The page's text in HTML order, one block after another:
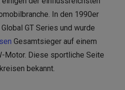
In den 1990er
GT Series und wurde
Gesamtsieger auf einem
Motor. Diese sportliche Seite
bekannt.